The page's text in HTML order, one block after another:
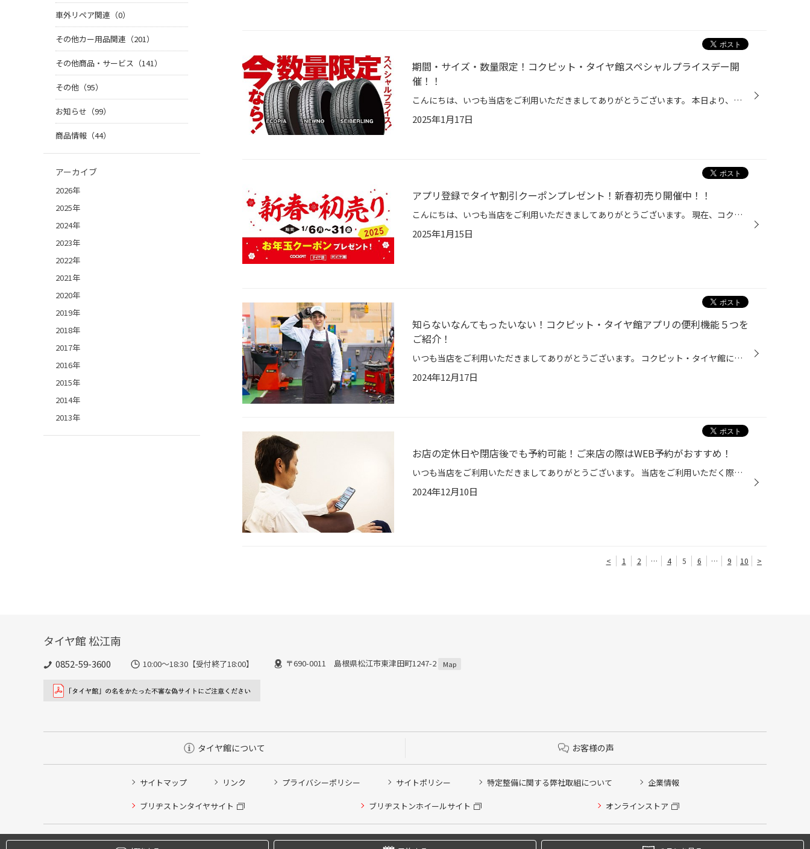
期間・サイズ・数量限定！コクピット・タイヤ館スペシャルプライスデー開
催！！
こんにちは、いつも当店をご利用いただきましてありがとうございます。 本日より、コクピット・タイヤ館の一部店舗におきまして、 期間限定！ サイズ限定！！ 数量限定！！！ で、お得にタイヤをお求めいただけるスペシャルプライスデーがスタートします。 もちろん、当店でもご提供しております。 ...
2025年1月17日
アプリ登録でタイヤ割引クーポンプレゼント！新春初売り開催中！！
こんにちは、いつも当店をご利用いただきましてありがとうございます。 現在、コクピット・タイヤ館より、日頃の感謝を込めまして、 コクピット・タイヤ館のアプリをダウンロードして頂いた方全員に お年玉クーポンをプレゼントしています！ もちろん、新規でダウンロードして頂いた方だけではなく...
2025年1月15日
知らないなんてもったいない！コクピット・タイヤ館アプリの便利機能５つを
ご紹介！
いつも当店をご利用いただきましてありがとうございます。 コクピット・タイヤ館には、 お客様が、これからも便利に利用いただけるように、 便利な機能を搭載しているコクピット・タイヤ館アプリがあるのをご存じでしょうか。 当店をご利用いただいているお客様へは、ご来店いただいた際にご紹介さ...
2024年12月17日
お店の定休日や閉店後でも予約可能！ご来店の際はWEB予約がおすすめ！
いつも当店をご利用いただきましてありがとうございます。 当店をご利用いただく際、事前に予約をするために店舗へ電話して、 定休日だったり、営業時間外だったり、営業中のはずなのに電話がつながらない という経験をされた方もいらっしゃるのではないでしょうか。 ご不便、ご迷惑をおかけして申...
2024年12月10日
< 1 2 … 4 5 6 … 9 10 >
車外リペア関連（0）
その他カー用品関連（201）
その他商品・サービス（141）
その他（95）
お知らせ（99）
商品情報（44）
アーカイブ
2026年
2025年
2024年
2023年
2022年
2021年
2020年
2019年
2018年
2017年
2016年
2015年
2014年
2013年
タイヤ館 松江南
0852-59-3600 10:00～18:30【受付終了18:00】 〒690-0011 島根県松江市東津田町1247-2 Map
タイヤ館について お客様の声
サイトマップ リンク プライバシーポリシー サイトポリシー 特定整備に関する弊社取組について 企業情報
ブリヂストンタイヤサイト ブリヂストンホイールサイト オンラインストア
Copyright © 2024 Bridgestone Retail Co.,Ltd. All rights Reserved.
タイヤ点検・安全点検/タイヤ履き替え/オイル交換/その他ピット作業の予約
クローク契約会員専用タイヤ履き替え※タイヤ履き替えを希望のクローク契約会員の方はこちらを選択ください
本日のタイヤ履き替え順番待ち予約 ※クローク契約会員の方はご利用いただけません